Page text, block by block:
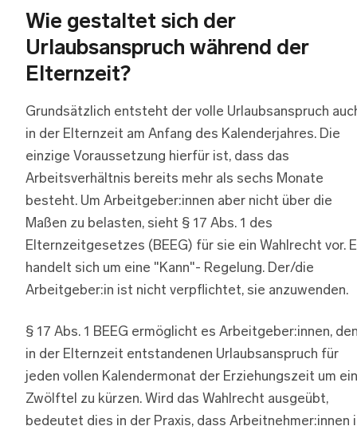
Wie gestaltet sich der
Urlaubsanspruch während der
Elternzeit?
Grundsätzlich entsteht der volle Urlaubsanspruch
in der Elternzeit am Anfang des Kalenderjahres. Die
einzige Voraussetzung hierfür ist, dass das
Arbeitsverhältnis bereits mehr als sechs Monate
besteht. Um Arbeitgeber:innen aber nicht über die
Maßen zu belasten, sieht § 17 Abs. 1 des
Elternzeitgesetzes (BEEG) für sie ein Wahlrecht vor.
handelt sich um eine "Kann"- Regelung. Der/die
Arbeitgeber:in ist nicht verpflichtet, sie anzuwenden.
§ 17 Abs. 1 BEEG ermöglicht es Arbeitgeber:innen,
in der Elternzeit entstandenen Urlaubsanspruch für
jeden vollen Kalendermonat der Erziehungszeit um ein
Zwölftel zu kürzen. Wird das Wahlrecht ausgeübt,
bedeutet dies in der Praxis, dass Arbeitnehmer:innen